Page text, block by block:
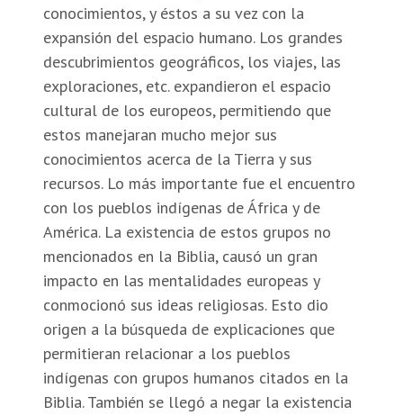
conocimientos, y éstos a su vez con la
expansión del espacio humano. Los grandes
descubrimientos geográficos, los viajes, las
exploraciones, etc. expandieron el espacio
cultural de los europeos, permitiendo que
estos manejaran mucho mejor sus
conocimientos acerca de la Tierra y sus
recursos. Lo más importante fue el encuentro
con los pueblos indígenas de África y de
América. La existencia de estos grupos no
mencionados en la Biblia, causó un gran
impacto en las mentalidades europeas y
conmocionó sus ideas religiosas. Esto dio
origen a la búsqueda de explicaciones que
permitieran relacionar a los pueblos
indígenas con grupos humanos citados en la
Biblia. También se llegó a negar la existencia